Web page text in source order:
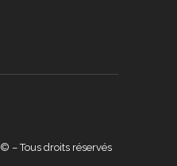
© – Tous droits réservés